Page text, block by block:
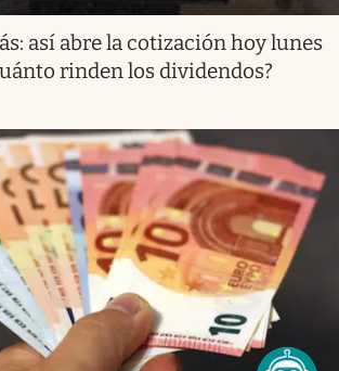
así abre la cotización hoy lunes
rinden los dividendos?